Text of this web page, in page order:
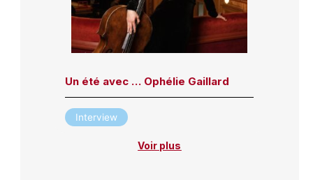
Un été avec … Ophélie Gaillard
Interview
Voir plus